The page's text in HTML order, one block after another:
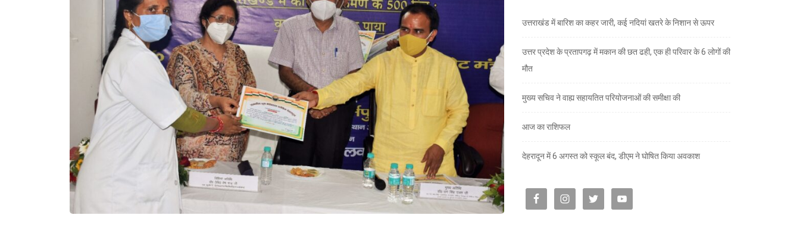
उत्तराखंड में बारिश का कहर जारी, कई नदियां खतरे के निशान से ऊपर
उत्तर प्रदेश के प्रतापगढ़ में मकान की छत ढही, एक ही परिवार के 6 लोगों की
मौत
मुख्य सचिव ने वाह्य सहायतित परियोजनाओं की समीक्षा की
आज का राशिफल
देहरादून में 6 अगस्त को स्कूल बंद, डीएम ने घोषित किया अवकाश